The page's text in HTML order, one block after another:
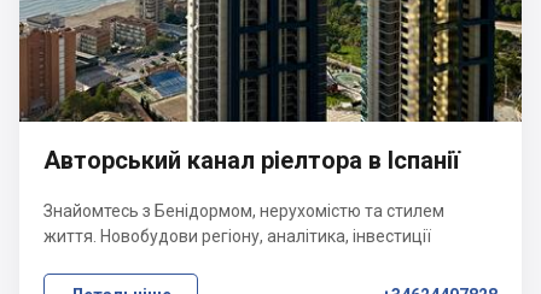
Авторський канал ріелтора в Іспанії
Знайомтесь з Бенідормом, нерухомістю та стилем
життя. Новобудови регіону, аналітика, інвестиції